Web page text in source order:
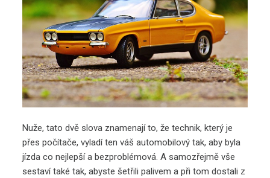
Nuže, tato dvě slova znamenají to, že technik, který je
přes počítače, vyladí ten váš automobilový tak, aby byla
jízda co nejlepší a bezproblémová. A samozřejmě vše
sestaví také tak, abyste šetřili palivem a při tom dostali z